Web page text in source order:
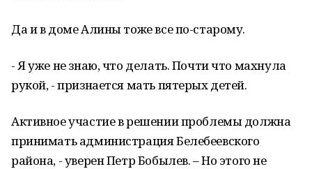
Да и в доме Алины тоже все по-старому.
- Я уже не знаю, что делать. Почти что махнула
рукой, - признается мать пятерых детей.
Активное участие в решении проблемы должна
принимать администрация Белебеевского
района, - уверен Петр Бобылев. – Но этого не